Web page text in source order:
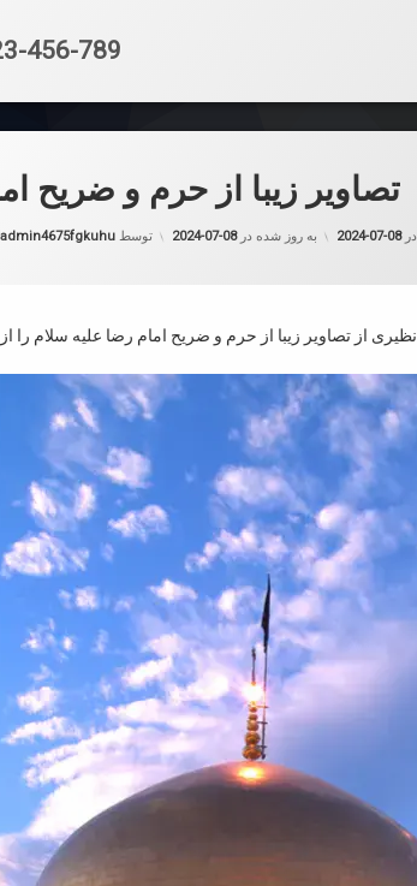
تلفن:
456-789
تصاویر زیبا از حرم و ضریح
2024-07-08 به روز شده در2024-07-08 توسط admin4675fgkuhu
از تصاویر زیبا از حرم و ضریح امام رضا علیه سلام را